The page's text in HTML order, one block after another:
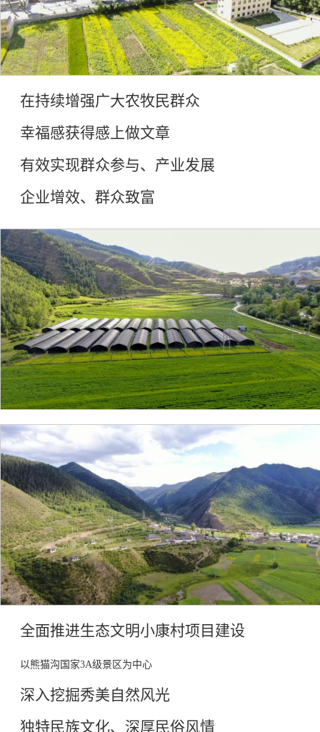
在持续增强广大农牧民群众
幸福感获得感上做文章
有效实现群众参与、产业发展
企业增效、群众致富
全面推进生态文明小康村项目建设
以熊猫沟国家3A级景区为中心
深入挖掘秀美自然风光
独特民族文化、深厚民俗风情